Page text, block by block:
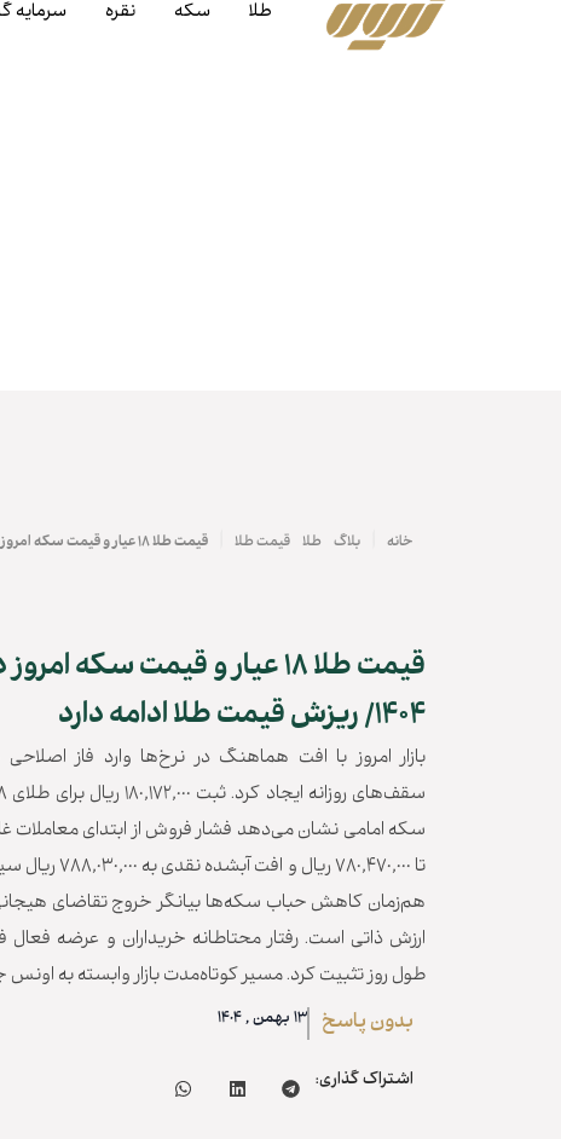
طلا سکه نقره سرمایه
خانه بلاگ طلا قیمت طلا قیمت طلا ۱۸ عیار و قیمت سکه امروز دوشنبه ۱۳ بهمن ۱۴۰۴/ ریزش قیمت طلا ادامه دارد
۱۴۰۴/ ریزش قیمت طلا ادامه دارد
بازار امروز با افت هماهنگ در نرخ‌ها وارد فاز
سکه امامی نشان می‌دهد فشار فروش از ابتدای
تا 780,470,000
هم‌زمان کاهش حباب سکه‌ها بیانگر خروج تقاضای
ارزش ذاتی است. رفتار محتاطانه خریداران و عرضه فعال
طول روز تثبیت کرد. مسیر کوتاه‌مدت بازار وابسته به اونس
بدون پاسخ 13 بهمن , 1404
اشتراک گذاری: